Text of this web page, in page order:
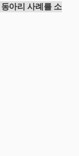
아리 사례를 소